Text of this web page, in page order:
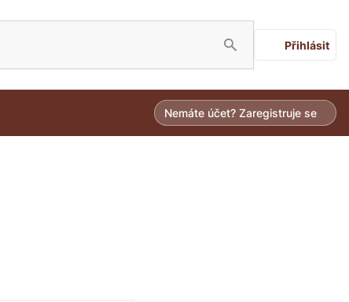
Přihlásit
Nemáte účet? Zaregistruje se